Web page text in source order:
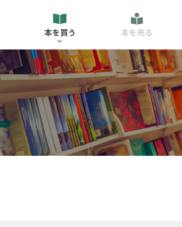
本を買う 本を売る